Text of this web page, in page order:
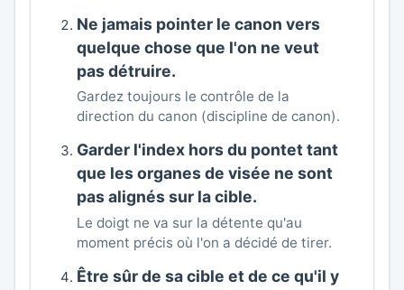
Ne jamais pointer le canon vers
quelque chose que l'on ne veut
pas détruire.
Gardez toujours le contrôle de la
direction du canon (discipline de canon).
Garder l'index hors du pontet tant
que les organes de visée ne sont
pas alignés sur la cible.
Le doigt ne va sur la détente qu'au
moment précis où l'on a décidé de tirer.
Être sûr de sa cible et de ce qu'il y